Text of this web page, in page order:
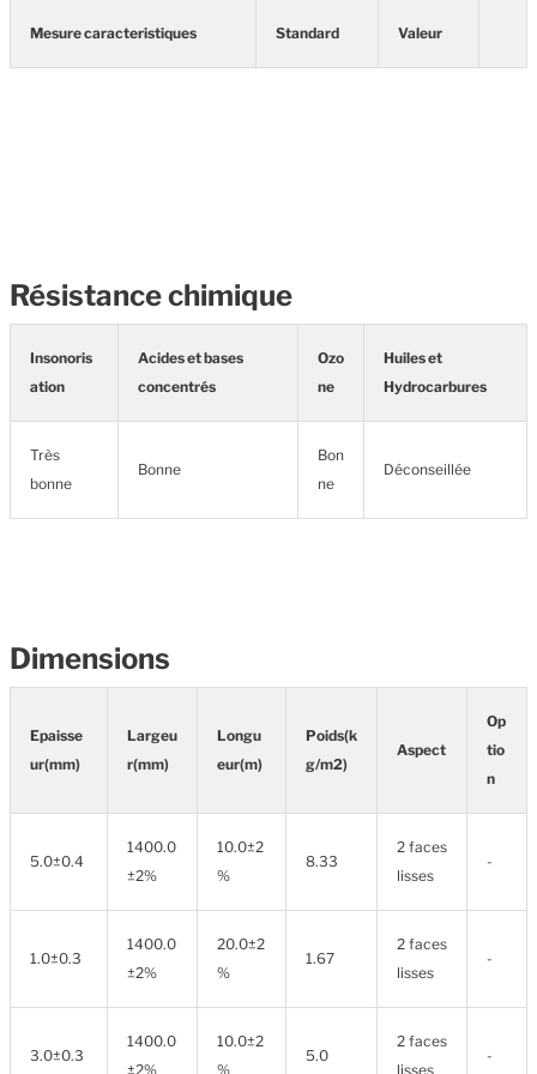
Mesure caracteristiques Standard Valeur
Résistance chimique
Insonoris
ation
Acides et bases
concentrés
Ozo
ne
Huiles et
Hydrocarbures
Très
bonne
Bonne
Bon
ne
Déconseillée
Dimensions
Epaisse
ur(mm)
Largeu
r(mm)
Longu
eur(m)
Poids(k
g/m2)
Aspect
Op
tio
n
5.0±0.4
1400.0
±2%
10.0±2
%
8.33
2 faces
lisses
-
1.0±0.3
1400.0
±2%
20.0±2
%
1.67
2 faces
lisses
-
3.0±0.3
1400.0
±2%
10.0±2
%
5.0
2 faces
lisses
-